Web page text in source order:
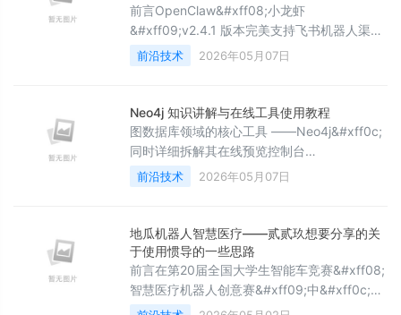
&#xff1a;Payload SDK (官方的是树莓派4B连
接M350&#xf
前言OpenClaw&#xff08;小龙虾
&#xff09;v2.4.1 版本完美支持飞书机器人渠道
对接。完成各项配置后&#xff0c;用户可直接在
飞书会话窗口向机器人发送自然语言指令
地权限、操控电脑完成自动化操作&#xff0c;轻
松实现通过飞书远程下发各类 AI 执行任务。本
篇教程适配 OpenClaw Windows 客户端
&#xff0c
前沿技术 2026年05月07日
Neo4j 知识讲解与在线工具使用教程
图数据库领域的核心工具 ——Neo4j&#xff0c;
同时详细拆解其在线预览控制台
&#xff08;#xff09;的使用方法&#xff0c;以及查
询工具&#xff08;https://console-
功能。一、Neo4j 核心知识铺垫在使用工具前
&#xff
前沿技术 2026年05月07日
地瓜机器人智慧医疗——贰贰玖想要分享的关
于使用惯导的一些思路
前言在第20届全国大学生智能车竞赛&#xff08;
智慧医疗机器人创意赛&#xff09;中&#xff0c;我
们贰贰玖拿下国一。在这里&#xff0c;作为队长